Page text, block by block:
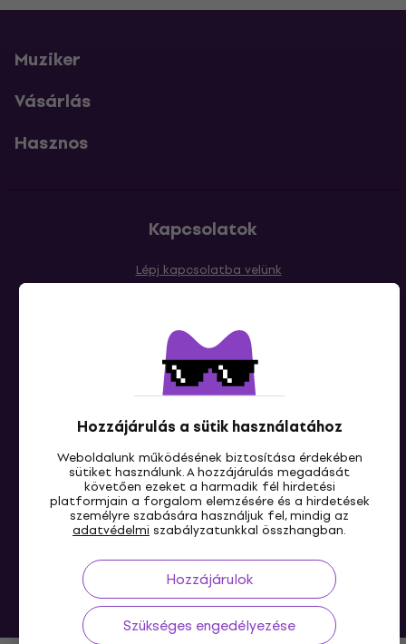
Hozzájárulás a sütik használatához
Weboldalunk működésének biztosítása érdekében
sütiket használunk. A hozzájárulás megadását
követően ezeket a harmadik fél hirdetési
platformjain a forgalom elemzésére és a hirdetések
személyre szabására használjuk fel, mindig az
adatvédelmi szabályzatunkkal összhangban.
Hozzájárulok
Szükséges engedélyezése
Muziker
Vásárlás
Hasznos
Kapcsolatok
Lépj kapcsolatba velünk
HU
© 2004-2026 MUZIKER a.s.